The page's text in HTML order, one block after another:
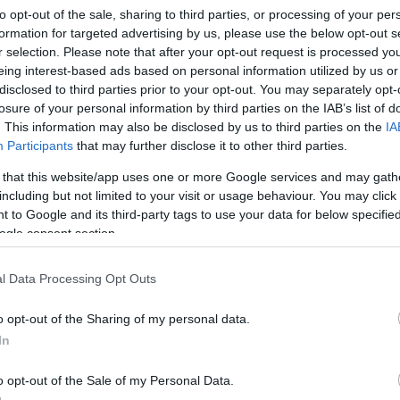
opt-out of the sale, sharing to third parties, or processing of your
for targeted advertising by us, please use the below opt-out
selection. Please note that after your opt-out request is processed
interest-based ads based on personal information utilized by us
to third parties prior to your opt-out. You may separately
of your personal information by third parties on the IAB’s list of
This information may also be disclosed by us to third parties on the
Participants that may further disclose it to other third parties.
that this website/app uses one or more Google services and may
but not limited to your visit or usage behaviour. You may
to Google and its third-party tags to use your data for below
consent section.
Data Processing Opt Outs
opt-out of the Sharing of my personal data.
opt-out of the Sale of my Personal Data.
Link másolása
várta a 2021-es Mentorházban Mohácsi
előadása után eluralkodott rajta a
ül azX-Faktorban, ekkorát még
4 éve!